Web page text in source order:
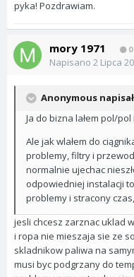
pyka! Pozdrawiam.
mory 1971 0
Napisano 2 Lipca
Anonymous
Ja do bizna lałem pol/
Ale jak wlałem do
problemy, filtry i
normalnie ujechac
odpowiedniej instalacji
problemy i stracony
jesli chcesz zarznac uklad
i ropa nie mieszaja sie ze
skladnikow paliwa na
musi byc podgrzany do